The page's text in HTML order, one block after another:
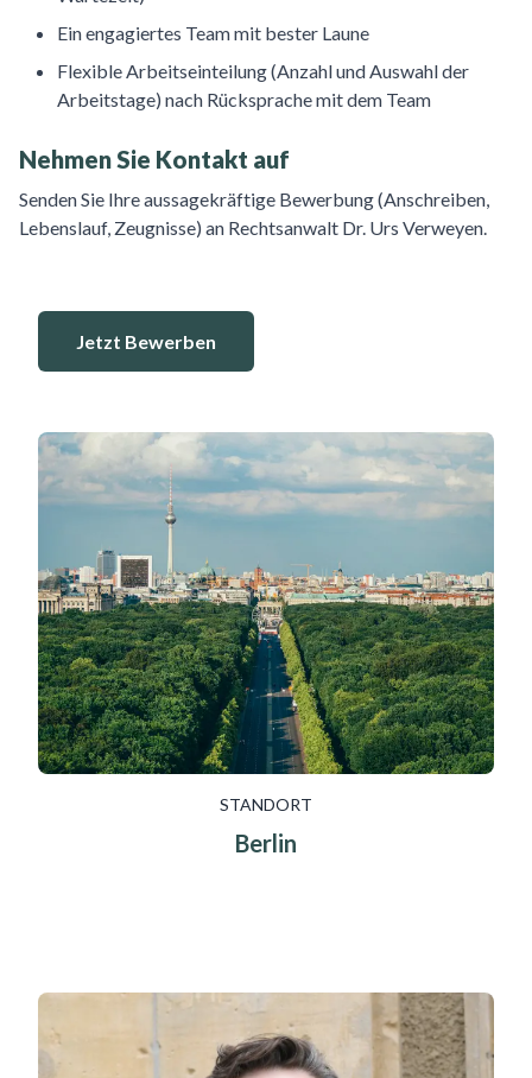
Ein engagiertes Team mit bester Laune
Flexible Arbeitseinteilung (Anzahl und Auswahl der
Arbeitstage) nach Rücksprache mit dem Team
Nehmen Sie Kontakt auf
Senden Sie Ihre aussagekräftige Bewerbung (Anschreiben,
Lebenslauf, Zeugnisse) an Rechtsanwalt Dr. Urs Verweyen.
Jetzt Bewerben
STANDORT
Berlin